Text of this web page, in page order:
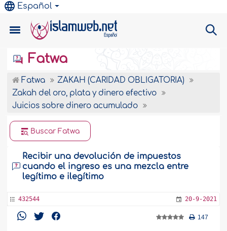
Español
Fatwa
Fatwa
ZAKAH (CARIDAD OBLIGATORIA)
Zakah del oro, plata y dinero efectivo
Juicios sobre dinero acumulado
Buscar Fatwa
Recibir una devolución de impuestos
cuando el ingreso es una mezcla entre
legítimo e ilegítimo
432544 20-9-2021
147